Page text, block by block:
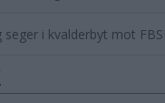
seger i kvalderbyt mot